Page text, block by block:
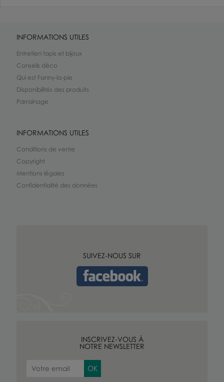
INFORMATIONS UTILES
Entretien tapis et bijoux
Conseils déco
Qui est Fanny-la-pie
Disponibilités des produits
Parrainage
INFORMATIONS UTILES
Conditions de vente
Copyright
Mentions légales
Confidentialité des données
SUIVEZ-NOUS SUR
INSCRIVEZ-VOUS À
NOTRE NEWSLETTER